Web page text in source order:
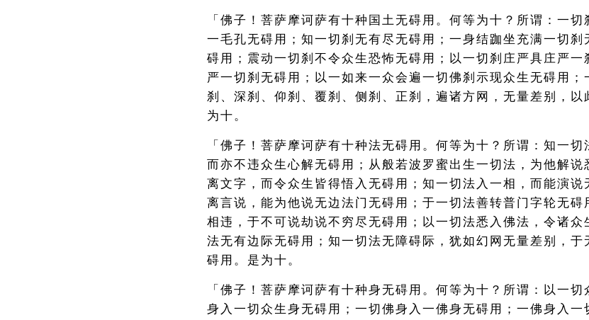
「佛子！菩萨摩诃萨有十种国土无碍用。何等为十？所谓：一
一毛孔无碍用；知一切刹无有尽无碍用；一身结跏坐充满一切
碍用；震动一切刹不令众生恐怖无碍用；以一切刹庄严具庄严
严一切刹无碍用；以一如来一众会遍一切佛刹示现众生无碍用
刹、深刹、仰刹、覆刹、侧刹、正刹，遍诸方网，无量差别，以
为十。
「佛子！菩萨摩诃萨有十种法无碍用。何等为十？所谓：知一切
而亦不违众生心解无碍用；从般若波罗蜜出生一切法，为他解
离文字，而令众生皆得悟入无碍用；知一切法入一相，而能演
离言说，能为他说无边法门无碍用；于一切法善转普门字轮无碍
相违，于不可说劫说不穷尽无碍用；以一切法悉入佛法，令诸众
法无有边际无碍用；知一切法无障碍际，犹如幻网无量差别，
碍用。是为十。
「佛子！菩萨摩诃萨有十种身无碍用。何等为十？所谓：以一
身入一切众生身无碍用；一切佛身入一佛身无碍用；一佛身入一